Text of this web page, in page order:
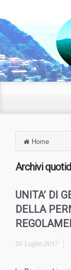
Home
Archivi
UNITA’ DI
DELLA
25 Luglio 2017